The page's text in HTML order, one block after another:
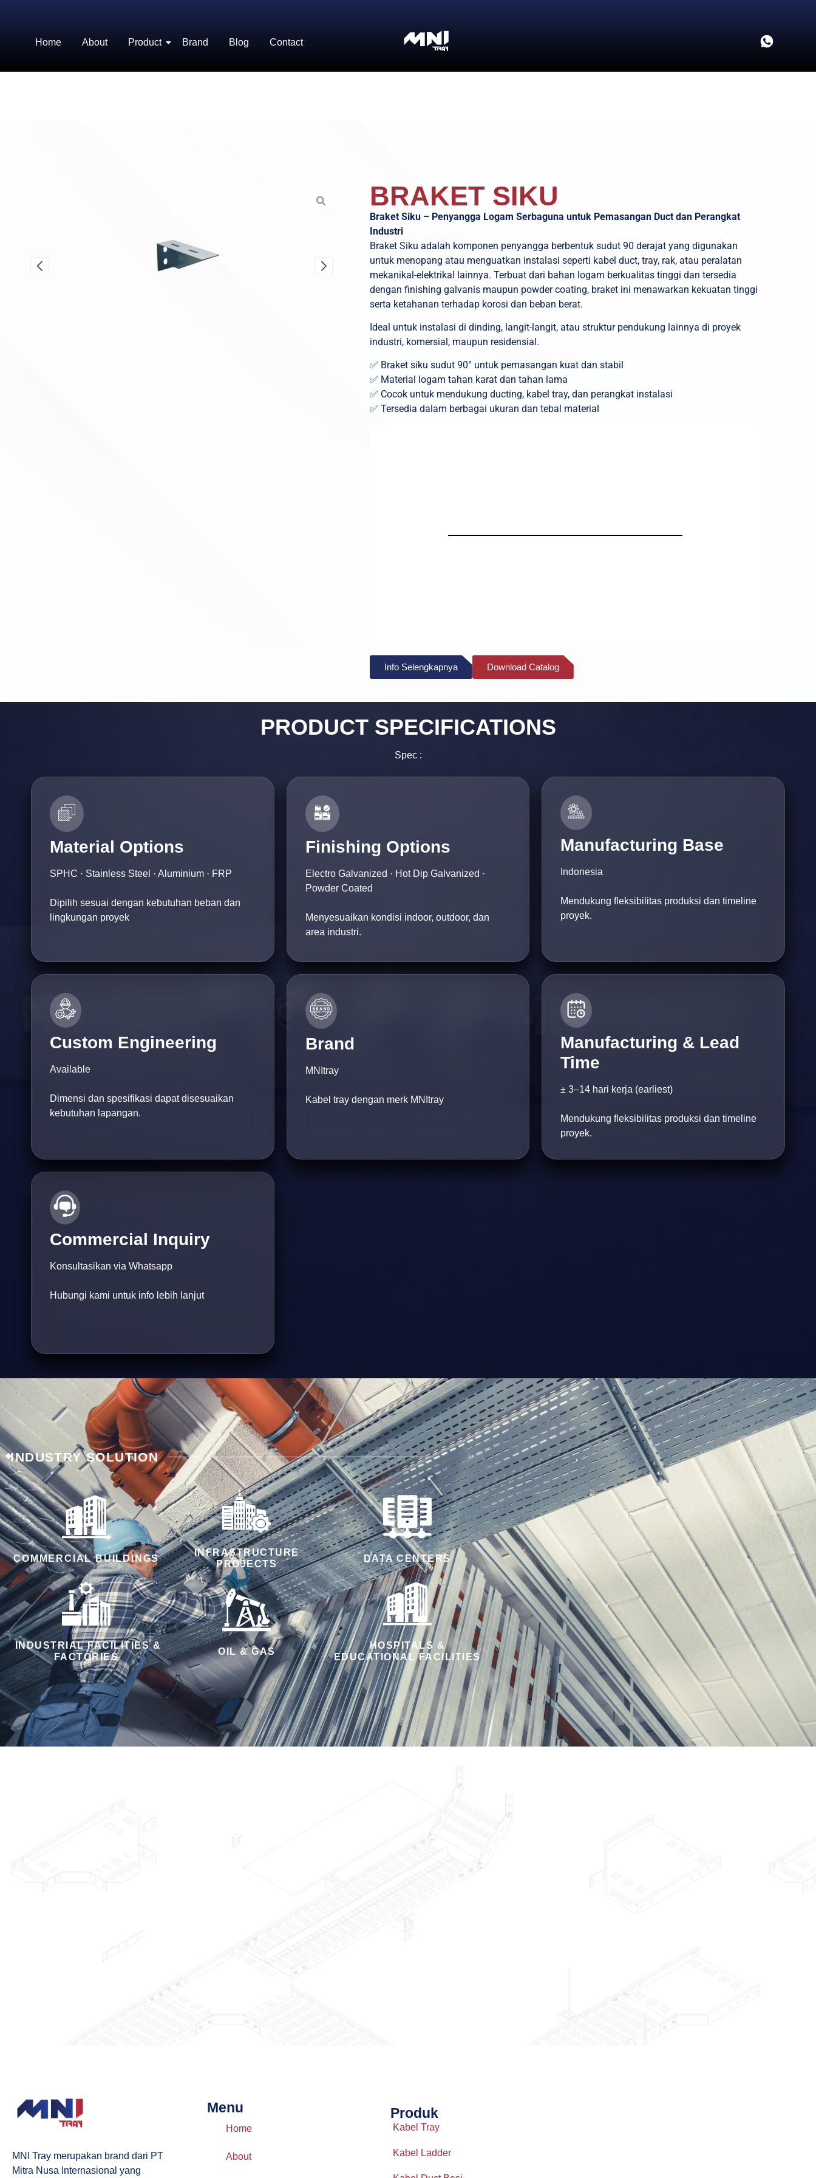
Home About Product Brand Blog Contact
BRAKET SIKU
Braket Siku – Penyangga Logam Serbaguna untuk Pemasangan Duct dan Perangkat
Industri
Braket Siku adalah komponen penyangga berbentuk sudut 90 derajat yang digunakan
untuk menopang atau menguatkan instalasi seperti kabel duct, tray, rak, atau peralatan
mekanikal-elektrikal lainnya. Terbuat dari bahan logam berkualitas tinggi dan tersedia
dengan finishing galvanis maupun powder coating, braket ini menawarkan kekuatan tinggi
serta ketahanan terhadap korosi dan beban berat.
Ideal untuk instalasi di dinding, langit-langit, atau struktur pendukung lainnya di proyek
industri, komersial, maupun residensial.
✅ Braket siku sudut 90° untuk pemasangan kuat dan stabil
✅ Material logam tahan karat dan tahan lama
✅ Cocok untuk mendukung ducting, kabel tray, dan perangkat instalasi
✅ Tersedia dalam berbagai ukuran dan tebal material
Info Selengkapnya Download Catalog
PRODUCT SPECIFICATIONS
Spec :
Material Options
SPHC · Stainless Steel · Aluminium · FRP
Dipilih sesuai dengan kebutuhan beban dan
lingkungan proyek
Finishing Options
Electro Galvanized · Hot Dip Galvanized ·
Powder Coated
Menyesuaikan kondisi indoor, outdoor, dan
area industri.
Manufacturing Base
Indonesia
Mendukung fleksibilitas produksi dan timeline
proyek.
Custom Engineering
Available
Dimensi dan spesifikasi dapat disesuaikan
kebutuhan lapangan.
Brand
MNItray
Kabel tray dengan merk MNItray
Manufacturing & Lead
Time
± 3–14 hari kerja (earliest)
Mendukung fleksibilitas produksi dan timeline
proyek.
Commercial Inquiry
Konsultasikan via Whatsapp
Hubungi kami untuk info lebih lanjut
INDUSTRY SOLUTION
COMMERCIAL BUILDINGS
INFRASTRUCTURE
PROJECTS
DATA CENTERS
INDUSTRIAL FACILITIES &
FACTORIES
OIL & GAS
HOSPITALS &
EDUCATIONAL FACILITIES
MNI Tray merupakan brand dari PT
Mitra Nusa Internasional yang
Menu
Home
About
Produk
Kabel Tray
Kabel Ladder